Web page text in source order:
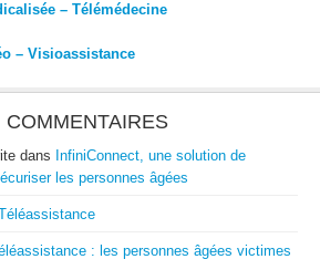
– Télémédecine
– Visioassistance
dans InfiniConnect, une solution de
les personnes âgées
: les personnes âgées victimes